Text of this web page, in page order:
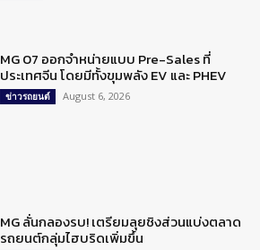
MG 07 ออกจำหน่ายแบบ Pre-Sales ที่
ประเทศจีน โดยมีทั้งขุมพลัง EV และ PHEV
ข่าวรถยนต์ August 6, 2026
MG ลั่นกลองรบ! เตรียมลุยชิงส่วนแบ่งตลาด
รถยนต์กลุ่มไฮบริดเพิ่มขึ้น